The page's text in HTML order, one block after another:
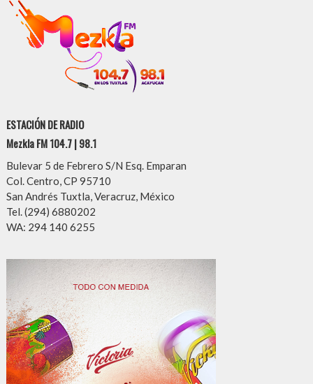
ESTACIÓN DE RADIO
Mezkla FM 104.7 | 98.1
Bulevar 5 de Febrero S/N Esq. Emparan
Col. Centro, CP 95710
San Andrés Tuxtla, Veracruz, México
Tel. (294) 6880202
WA: 294 140 6255